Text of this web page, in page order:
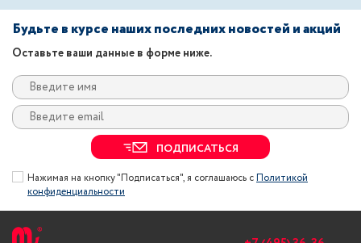
Будьте в курсе наших последних новостей и акций
Оставьте ваши данные в форме ниже.
ПОДПИСАТЬСЯ
Нажимая на кнопку "Подписаться", я соглашаюсь сПолитикой
конфиденциальности